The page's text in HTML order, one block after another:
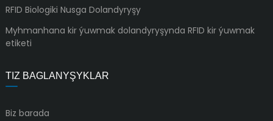
RFID Biologiki Nusga Dolandyryşy
Myhmanhana kir ýuwmak dolandyryşynda RFID kir ýuwmak
etiketi
TIZ BAGLANYŞYKLAR
Biz barada